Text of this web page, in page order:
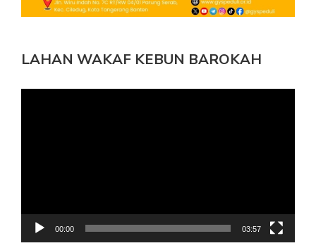
LAHAN WAKAF KEBUN BAROKAH
00:00 03:57